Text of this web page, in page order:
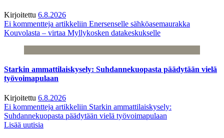
Kirjoitettu 6.8.2026
Ei kommentteja artikkeliin Enersenselle sähköasemaurakka
Kouvolasta – virtaa Myllykosken datakeskukselle
Starkin ammattilaiskysely: Suhdannekuopasta päädytään vielä
työvoimapulaan
Kirjoitettu 6.8.2026
Ei kommentteja artikkeliin Starkin ammattilaiskysely:
Suhdannekuopasta päädytään vielä työvoimapulaan
Lisää uutisia